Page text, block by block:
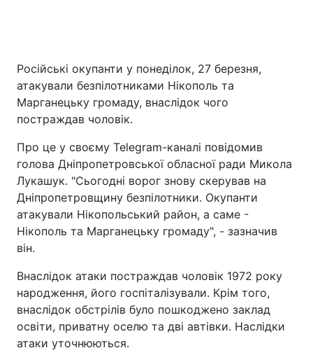
Російські окупанти у понеділок, 27 березня,
атакували безпілотниками Нікополь та
Марганецьку громаду, внаслідок чого
постраждав чоловік.
Про це у своєму Telegram-каналі повідомив
голова Дніпропетровської обласної ради Микола
Лукашук. "Сьогодні ворог знову скерував на
Дніпропетровщину безпілотники. Окупанти
атакували Нікопольський район, а саме -
Нікополь та Марганецьку громаду", - зазначив
він.
Внаслідок атаки постраждав чоловік 1972 року
народження, його госпіталізували. Крім того,
внаслідок обстрілів було пошкоджено заклад
освіти, приватну оселю та дві автівки. Наслідки
атаки уточнюються.